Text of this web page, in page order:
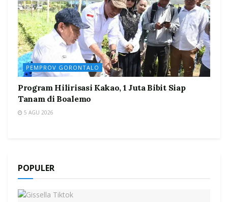
PEMPROV GORONTALO
Program Hilirisasi Kakao, 1 Juta Bibit Siap
Tanam di Boalemo
5 AGU 2026
POPULER